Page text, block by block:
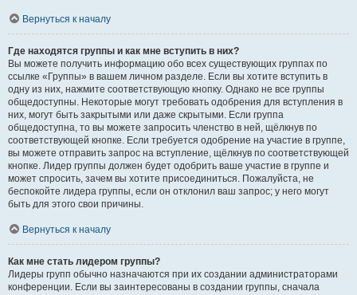
Вернуться к началу
Где находятся группы и как мне вступить в них?
Вы можете получить информацию обо всех существующих группах по
ссылке «Группы» в вашем личном разделе. Если вы хотите вступить в
одну из них, нажмите соответствующую кнопку. Однако не все группы
общедоступны. Некоторые могут требовать одобрения для вступления в
них, могут быть закрытыми или даже скрытыми. Если группа
общедоступна, то вы можете запросить членство в ней, щёлкнув по
соответствующей кнопке. Если требуется одобрение на участие в группе,
вы можете отправить запрос на вступление, щёлкнув по соответствующей
кнопке. Лидер группы должен будет одобрить ваше участие в группе и
может спросить, зачем вы хотите присоединиться. Пожалуйста, не
беспокойте лидера группы, если он отклонил ваш запрос; у него могут
быть для этого свои причины.
Вернуться к началу
Как мне стать лидером группы?
Лидеры групп обычно назначаются при их создании администраторами
конференции. Если вы заинтересованы в создании группы, сначала